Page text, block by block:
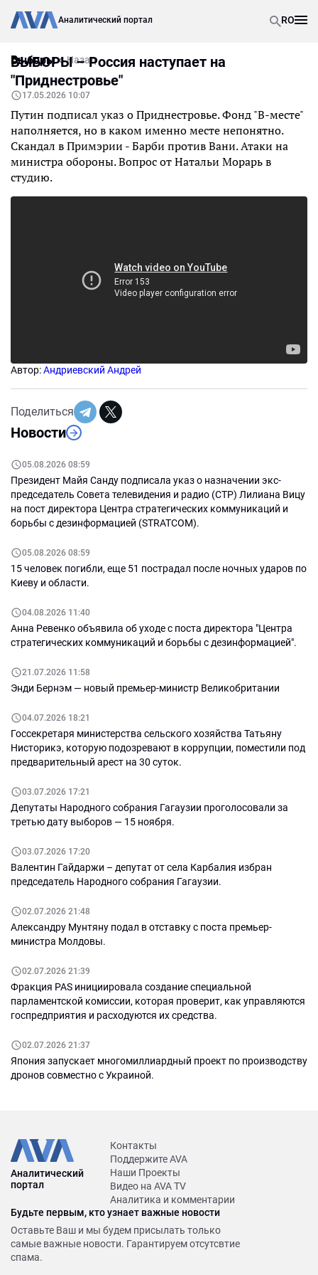
Аналитический портал RO
Выборы Назад
Новости
05.08.2026 08:59
Президент Майя Санду подписала указ о назначении экс-
председатель Совета телевидения и радио (СТР) Лилиана Вицу
на пост директора Центра стратегических коммуникаций и
борьбы с дезинформацией (STRATCOM).
05.08.2026 08:59
15 человек погибли, еще 51 пострадал после ночных ударов по
Киеву и области.
04.08.2026 11:40
Анна Ревенко объявила об уходе с поста директора "Центра
стратегических коммуникаций и борьбы с дезинформацией".
21.07.2026 11:58
Энди Бернэм — новый премьер-министр Великобритании
04.07.2026 18:21
Госсекретаря министерства сельского хозяйства Татьяну
Нисторикэ, которую подозревают в коррупции, поместили под
предварительный арест на 30 суток.
03.07.2026 17:21
Депутаты Народного собрания Гагаузии проголосовали за
третью дату выборов — 15 ноября.
03.07.2026 17:20
Валентин Гайдаржи – депутат от села Карбалия избран
председатель Народного собрания Гагаузии.
02.07.2026 21:48
Александру Мунтяну подал в отставку с поста премьер-
министра Молдовы.
02.07.2026 21:39
Фракция PAS инициировала создание специальной
парламентской комиссии, которая проверит, как управляются
госпредприятия и расходуются их средства.
02.07.2026 21:37
Япония запускает многомиллиардный проект по производству
дронов совместно с Украиной.
ВЫБОРЫ – Россия наступает на
"Приднестровье"
17.05.2026 10:07
Путин подписал указ о Приднестровье. Фонд "В-месте"
наполняется, но в каком именно месте непонятно.
Скандал в Примэрии - Барби против Вани. Атаки на
министра обороны. Вопрос от Натальи Морарь в
студию.
Автор:Андриевский Андрей
Поделиться
Аналитический
портал
Контакты
Поддержите AVA
Наши Проекты
Видео на AVA TV
Аналитика и комментарии
Будьте первым, кто узнает важные новости
Оставьте Ваш и мы будем присылать только
самые важные новости. Гарантируем отсутсвтие
спама.